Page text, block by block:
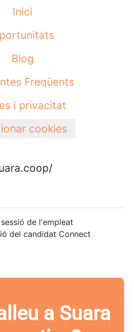
Inici
Blog
Freqüents
i privacitat
cookies
de l'empleat
del candidat Connect
a Suara